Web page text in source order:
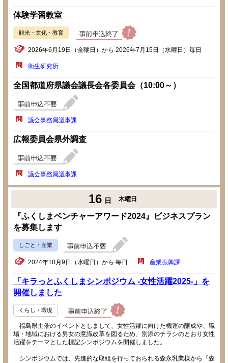
体験学習教室
観光・文化・教育
2026年6月19日（金曜日）から 2026年7月15日（水曜日）毎日
衛生研究所
全国都道府県議会議長会各委員会（10:00～）
議会事務局議事課
広報委員会県外調査
議会事務局議事課
16 日 木曜日
『ふくしまベンチャーアワード2024』ビジネスプラン
を募集します
しごと・産業
2024年10月9日（水曜日）から 毎日 産業振興課
「キラっとふくしまシンポジウム -女性活躍2025-」を
開催しました
くらし・環境
福島県主催のイベントとしまして、女性活躍に向けた機運の醸成や、職
場・地域における男女の意識改革を図るため、別添のチラシのとおり女性
活躍をテーマとした標記シンポジウムを開催しました。
シンポジウムでは、先進的な取組を行っておられる森永乳業様から「森